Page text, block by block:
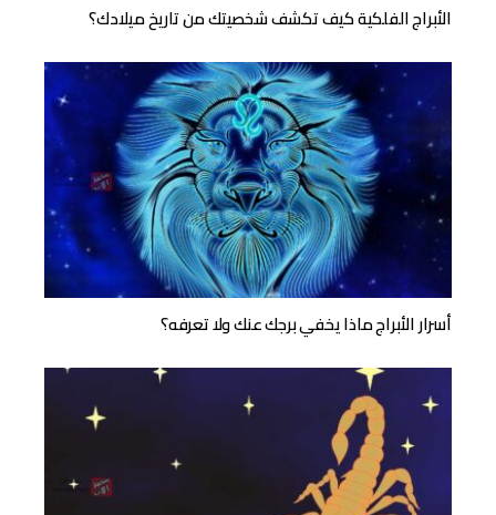
الأبراج الفلكية كيف تكشف شخصيتك من تاريخ ميلادك؟
أسرار الأبراج ماذا يخفي برجك عنك ولا تعرفه؟